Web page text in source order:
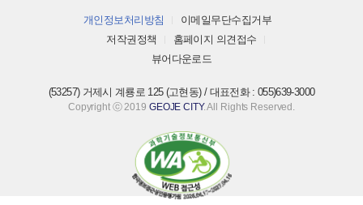
개인정보처리방침
이메일무단수집거부
저작권정책
홈페이지 의견접수
뷰어다운로드
(53257) 거제시 계룡로 125 (고현동) / 대표전화 : 055)639-3000
Copyright ⓒ 2019 GEOJE CITY. All Rights Reserved.